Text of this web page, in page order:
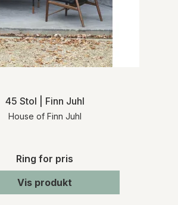
45 Stol | Finn Juhl
House of Finn Juhl
Ring for pris
Vis produkt